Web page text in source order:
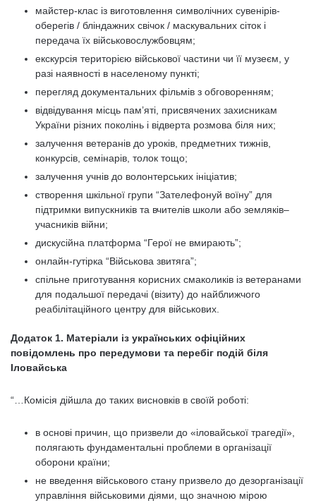
майстер-клас із виготовлення символічних сувенірів-
оберегів / бліндажних свічок / маскувальних сіток і
передача їх військовослужбовцям;
екскурсія територією військової частини чи її музеєм, у
разі наявності в населеному пункті;
перегляд документальних фільмів з обговоренням;
відвідування місць пам’яті, присвячених захисникам
України різних поколінь і відверта розмова біля них;
залучення ветеранів до уроків, предметних тижнів,
конкурсів, семінарів, толок тощо;
залучення учнів до волонтерських ініціатив;
створення шкільної групи “Зателефонуй воїну” для
підтримки випускників та вчителів школи або земляків–
учасників війни;
дискусійна платформа “Герої не вмирають”;
онлайн-гутірка “Військова звитяга”;
спільне приготування корисних смаколиків із ветеранами
для подальшої передачі (візиту) до найближчого
реабілітаційного центру для військових.
Додаток 1. Матеріали із українських офіційних
повідомлень про передумови та перебіг подій біля
Іловайська
“…Комісія дійшла до таких висновків в своїй роботі:
в основі причин, що призвели до «іловайської трагедії»,
полягають фундаментальні проблеми в організації
оборони країни;
не введення військового стану призвело до дезорганізації
управління військовими діями, що значною мірою